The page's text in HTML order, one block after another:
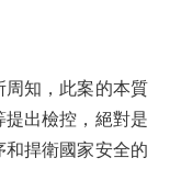
知，此案的本質
出檢控，絕對是
捍衛國家安全的